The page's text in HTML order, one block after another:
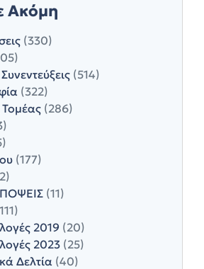
Ακόμη
(330)
(514)
(322)
Τομέας (286)
(177)
(11)
2019 (20)
2023 (25)
Δελτία (40)